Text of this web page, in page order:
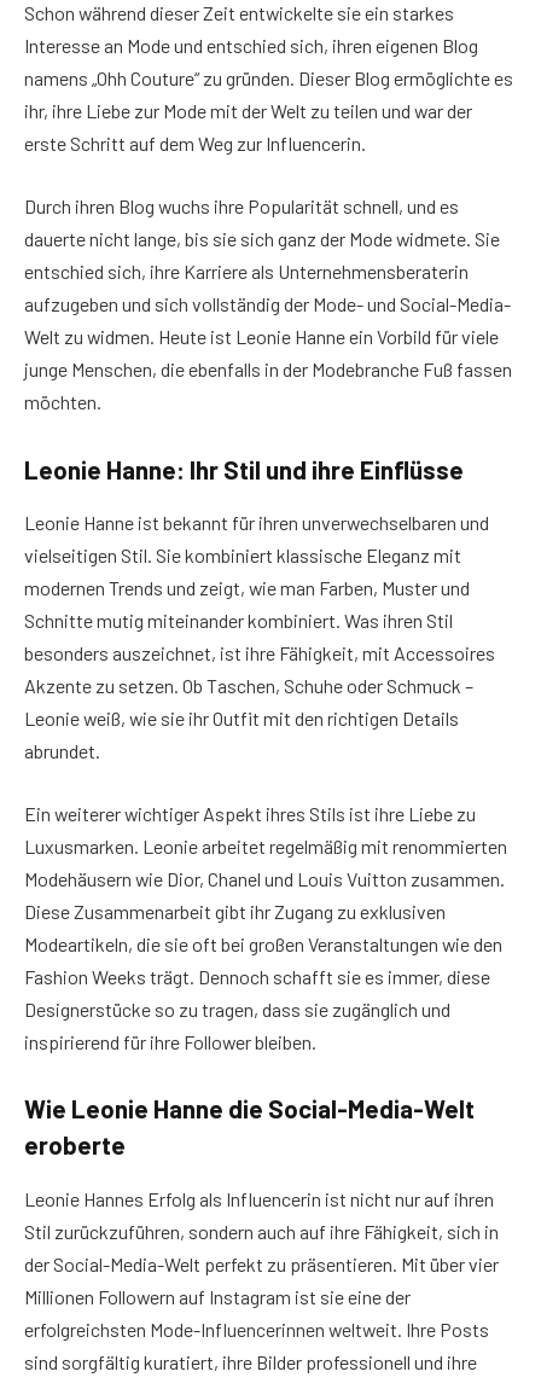
Schon während dieser Zeit entwickelte sie ein starkes
Interesse an Mode und entschied sich, ihren eigenen Blog
namens „Ohh Couture“ zu gründen. Dieser Blog ermöglichte es
ihr, ihre Liebe zur Mode mit der Welt zu teilen und war der
erste Schritt auf dem Weg zur Influencerin.
Durch ihren Blog wuchs ihre Popularität schnell, und es
dauerte nicht lange, bis sie sich ganz der Mode widmete. Sie
entschied sich, ihre Karriere als Unternehmensberaterin
aufzugeben und sich vollständig der Mode- und Social-Media-
Welt zu widmen. Heute ist Leonie Hanne ein Vorbild für viele
junge Menschen, die ebenfalls in der Modebranche Fuß fassen
möchten.
Leonie Hanne: Ihr Stil und ihre Einflüsse
Leonie Hanne ist bekannt für ihren unverwechselbaren und
vielseitigen Stil. Sie kombiniert klassische Eleganz mit
modernen Trends und zeigt, wie man Farben, Muster und
Schnitte mutig miteinander kombiniert. Was ihren Stil
besonders auszeichnet, ist ihre Fähigkeit, mit Accessoires
Akzente zu setzen. Ob Taschen, Schuhe oder Schmuck –
Leonie weiß, wie sie ihr Outfit mit den richtigen Details
abrundet.
Ein weiterer wichtiger Aspekt ihres Stils ist ihre Liebe zu
Luxusmarken. Leonie arbeitet regelmäßig mit renommierten
Modehäusern wie Dior, Chanel und Louis Vuitton zusammen.
Diese Zusammenarbeit gibt ihr Zugang zu exklusiven
Modeartikeln, die sie oft bei großen Veranstaltungen wie den
Fashion Weeks trägt. Dennoch schafft sie es immer, diese
Designerstücke so zu tragen, dass sie zugänglich und
inspirierend für ihre Follower bleiben.
Wie Leonie Hanne die Social-Media-Welt
eroberte
Leonie Hannes Erfolg als Influencerin ist nicht nur auf ihren
Stil zurückzuführen, sondern auch auf ihre Fähigkeit, sich in
der Social-Media-Welt perfekt zu präsentieren. Mit über vier
Millionen Followern auf Instagram ist sie eine der
erfolgreichsten Mode-Influencerinnen weltweit. Ihre Posts
sind sorgfältig kuratiert, ihre Bilder professionell und ihre